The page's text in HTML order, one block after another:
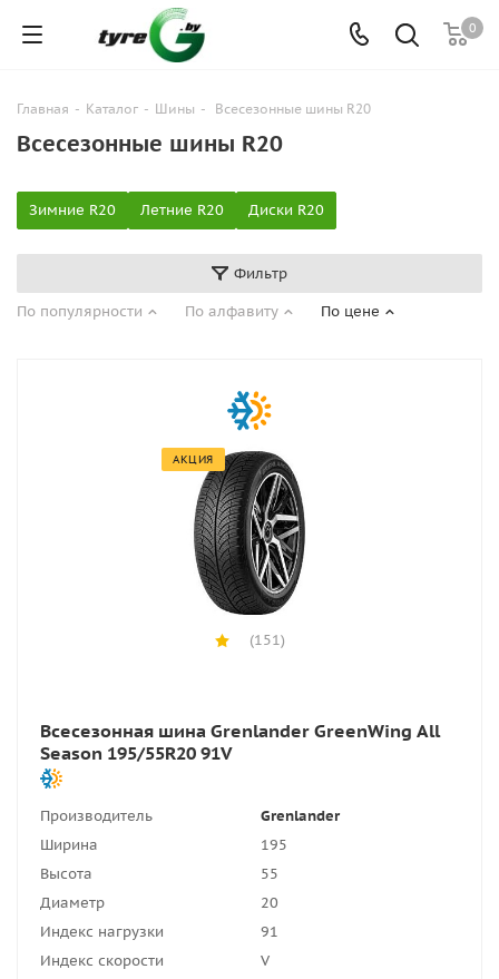
0
Главная - Каталог - Шины - Всесезонные шины R20
Всесезонные шины R20
Зимние R20 Летние R20 Диски R20
Фильтр
По популярности
По алфавиту По цене
АКЦИЯ
(151)
Всесезонная шина Grenlander GreenWing All
Season 195/55R20 91V
Производитель
Grenlander
Ширина
195
Высота
55
Диаметр
20
Индекс нагрузки
91
Индекс скорости
V